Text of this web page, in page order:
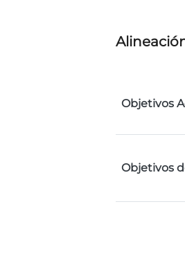
Objetivos
Objetivos